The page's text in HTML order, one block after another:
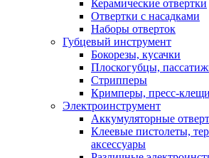
Керамические отвертки
Отвертки с насадками
Наборы отверток
Губцевый инструмент
Бокорезы, кусачки
Плоскогубцы,
Стрипперы
Кримперы, пресс-клещи
Электроинструмент
Аккумуляторные
Клеевые пистолеты,
аксессуары